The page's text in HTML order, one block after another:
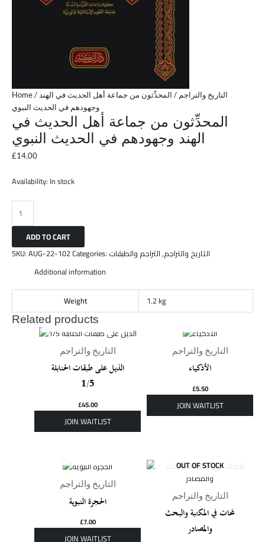
Home/ التاريخ والتراجم / المحدِّثون من جماعة أهل الحديث في الهند
وجهودهم في الحديث النبوي
المحدِّثون من جماعة أهل الحديث في
الهند وجهودهم في الحديث النبوي
£14.00
Availability: In stock
ADD TO CART
SKU:AUG-22-102Categories: التاريخ والتراجم,التراجم والطبقات
Additional information
Weight 1.2 kg
Related products
OUT OF STOCK
التاريخ والتراجم
الذيل على طبقات الحنابلة
1/5
£45.00
التاريخ والتراجم
الأذكياء
£5.50
التاريخ والتراجم
الحجرة النبوية
£7.00
OUT OF STOCK
التاريخ والتراجم
لمحات في المكتبة والبحث
والمصادر